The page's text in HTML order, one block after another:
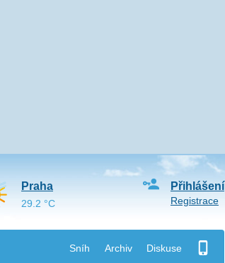
Sníh Archiv Diskuse
Přihlášení
Registrace
Praha
29.2 °C